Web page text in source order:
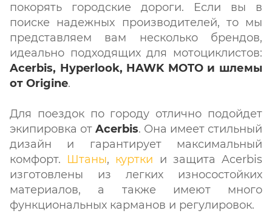
покорять городские дороги. Если вы в
поиске надежных производителей, то мы
представляем вам несколько брендов,
идеально подходящих для мотоциклистов:
Acerbis, Hyperlook, HAWK MOTO и шлемы
от Origine.
Для поездок по городу отлично подойдет
экипировка от Acerbis. Она имеет стильный
дизайн и гарантирует максимальный
комфорт. Штаны, куртки и защита Acerbis
изготовлены из легких износостойких
материалов, а также имеют много
функциональных карманов и регулировок.